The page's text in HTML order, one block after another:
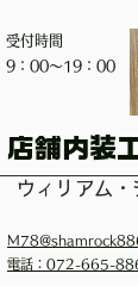
受付時間
​9：00～19：00
店舗内装
ウィリアム・
電話：072-665-